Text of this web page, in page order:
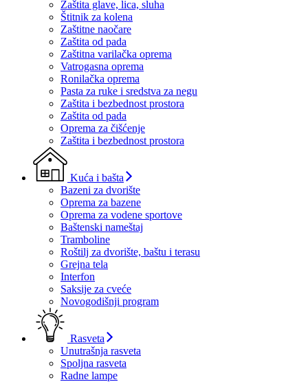
Zaštita glave, lica, sluha
Štitnik za kolena
Zaštitne naočare
Zaštita od pada
Zaštitna varilačka oprema
Vatrogasna oprema
Ronilačka oprema
Pasta za ruke i sredstva za negu
Zaštita i bezbednost prostora
Zaštita od pada
Oprema za čišćenje
Zaštita i bezbednost prostora
Kuća i bašta
Bazeni za dvorište
Oprema za bazene
Oprema za vodene sportove
Baštenski nameštaj
Tramboline
Roštilj za dvorište, baštu i terasu
Grejna tela
Interfon
Saksije za cveće
Novogodišnji program
Rasveta
Unutrašnja rasveta
Spoljna rasveta
Radne lampe